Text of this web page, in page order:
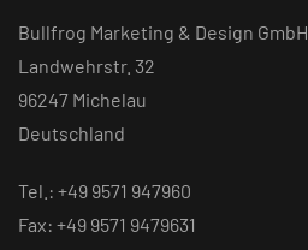
Bullfrog Marketing & Design GmbH
Landwehrstr. 32
96247 Michelau
Deutschland
Tel.: +49 9571 947960
Fax: +49 9571 9479631